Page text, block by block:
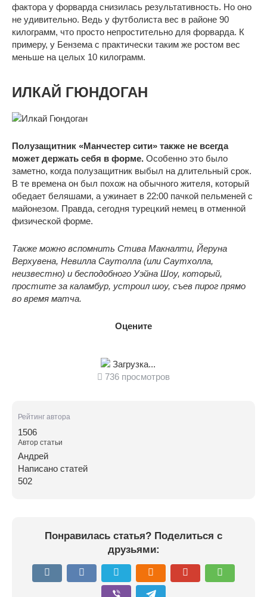
фактора у форварда снизилась результативность. Но оно
не удивительно. Ведь у футболиста вес в районе 90
килограмм, что просто непростительно для форварда. К
примеру, у Бензема с практически таким же ростом вес
меньше на целых 10 килограмм.
ИЛКАЙ ГЮНДОГАН
Полузащитник «Манчестер сити» также не всегда
может держать себя в форме. Особенно это было
заметно, когда полузащитник выбыл на длительный срок.
В те времена он был похож на обычного жителя, который
обедает беляшами, а ужинает в 22:00 пачкой пельменей с
майонезом. Правда, сегодня турецкий немец в отменной
физической форме.
Также можно вспомнить Стива Макналти, Йеруна
Верхувена, Невилла Саутолла (или Саутхолла,
неизвестно) и бесподобного Уэйна Шоу, который,
простите за каламбур, устроил шоу, съев пирог прямо
во время матча.
Оцените
Загрузка...
736 просмотров
Рейтинг автора
1506
Автор статьи
Андрей
Написано статей
502
Понравилась статья? Поделиться с
друзьями: